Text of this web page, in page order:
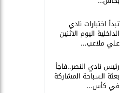
تبدأ اختبارات نادي
الداخلية اليوم الاثنين
علي ملاعب...
رئيس نادي النصر..فاجأ
بعثة السباحة المشاركة
في كأس...